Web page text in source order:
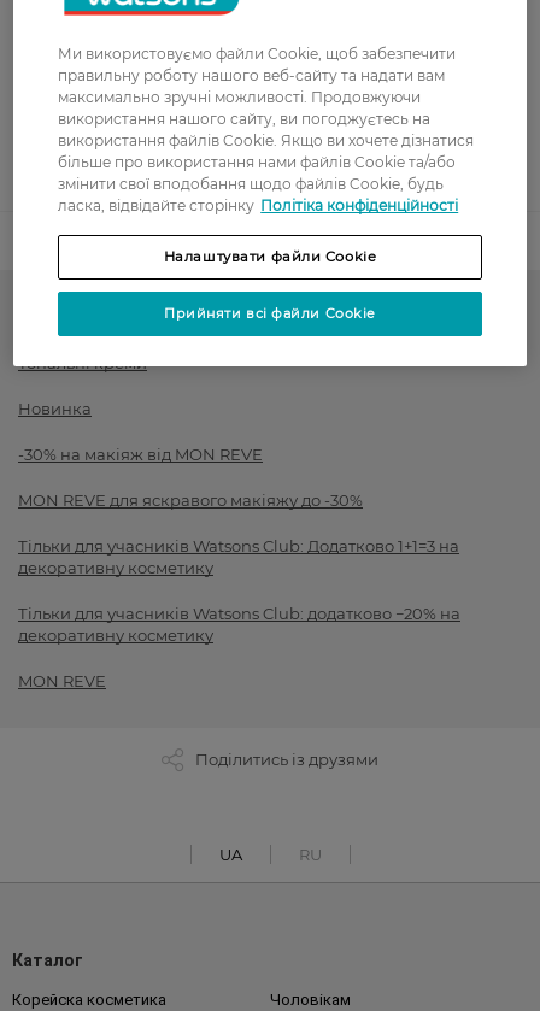
Оплата
Оплата карткою
Післяоплата
Показати більше
Код товару 1525914
Тон для обличчя і рум'яна
Тональні креми
Новинка
-30% на макіяж від MON REVE
MON REVE для яскравого макіяжу до -30%
Тільки для учасників Watsons Club: Додатково 1+1=3 на
декоративну косметику
Тільки для учасників Watsons Club: додатково −20% на
декоративну косметику
MON REVE
Поділитись із друзями
UA RU
Каталог
Корейска косметика Чоловікам
Ми використовуємо файли Cookie, щоб забезпечити
правильну роботу нашого веб-сайту та надати вам
максимально зручні можливості. Продовжуючи
використання нашого сайту, ви погоджуєтесь на
використання файлів Cookie. Якщо ви хочете дізнатися
більше про використання нами файлів Cookie та/або
змінити свої вподобання щодо файлів Cookie, будь
ласка, відвідайте сторінку Політіка конфіденційності
Налаштувати файли Cookie
Прийняти всі файли Cookie